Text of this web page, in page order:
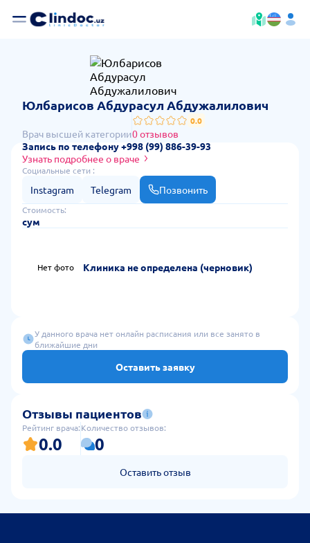
Юлбарисов Абдурасул Абдужалилович
Врач высшей категории
0.0
0 отзывов
Запись по телефону +998 (99) 886-39-93
Узнать подробнее о враче
Социальные сети :
Instagram Telegram Позвонить
Стоимость:
сум
Нет фото Клиника не определена (черновик)
У данного врача нет онлайн расписания или все занято в
ближайшие дни
Оставить заявку
Отзывы пациентов
Рейтинг врача:
0.0
Количество отзывов:
0
Оставить отзыв